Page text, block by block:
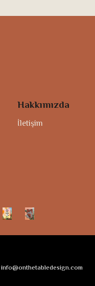
Hakkımızda
İletişim
info@onthetabledesign.com